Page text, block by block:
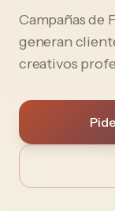
Campañas de
generan
creativos